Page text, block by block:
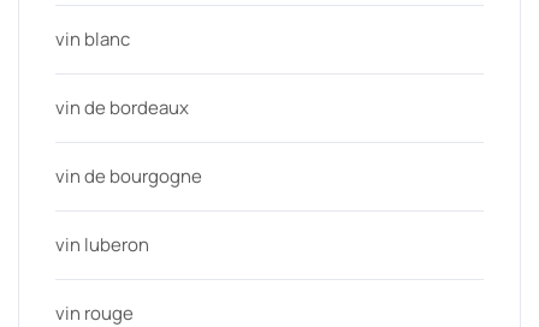
vin blanc
vin de bordeaux
vin de bourgogne
vin luberon
vin rouge